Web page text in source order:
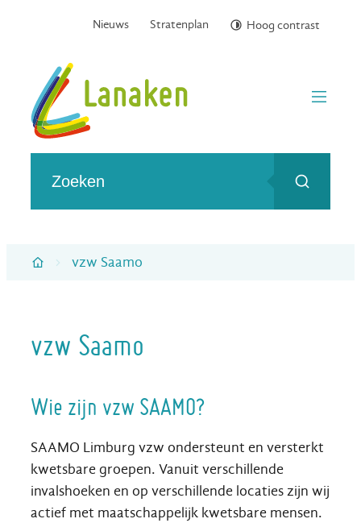
Naar inhoudNieuws Stratenplan Hoog contrast
Gemeente Lanaken
Zoeken
menu
Startpagina
vzw Saamo
vzw Saamo
Wie zijn vzw SAAMO?
SAAMO Limburg vzw ondersteunt en versterkt
kwetsbare groepen. Vanuit verschillende
invalshoeken en op verschillende locaties zijn wij
actief met maatschappelijk kwetsbare mensen.